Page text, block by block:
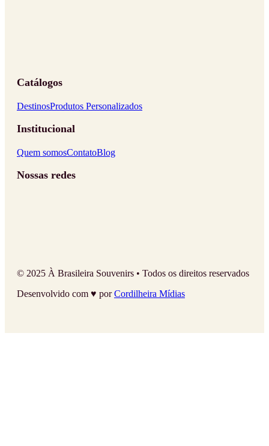
Catálogos
DestinosProdutos Personalizados
Institucional
Quem somosContatoBlog
Nossas redes
© 2025 À Brasileira Souvenirs • Todos os direitos reservados
Desenvolvido com ♥ porCordilheira Mídias